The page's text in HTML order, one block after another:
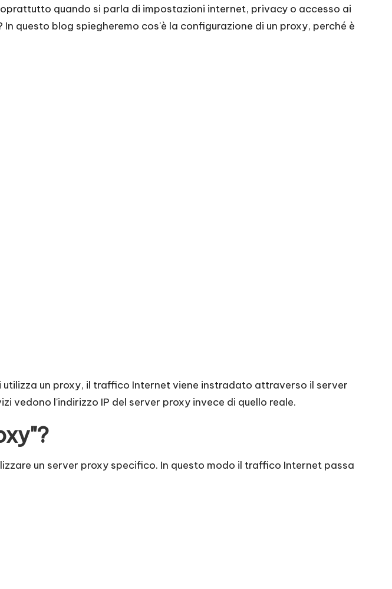
quando si parla di impostazioni internet, privacy o accesso ai
In questo blog spiegheremo cos'è la configurazione di un proxy, perché è
un proxy, il traffico Internet viene instradato attraverso il server
vedono l'indirizzo IP del server proxy invece di quello reale.
un server proxy specifico. In questo modo il traffico Internet passa